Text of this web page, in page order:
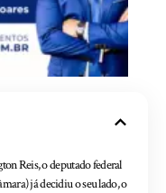
Reis, o deputado federal
já decidiu o seu lado, o